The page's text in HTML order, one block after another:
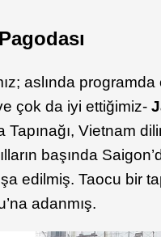
aslında
çok da iyi ettiğimiz-
Vietnam
başında
edilmiş. Taocu bir
adanmış.